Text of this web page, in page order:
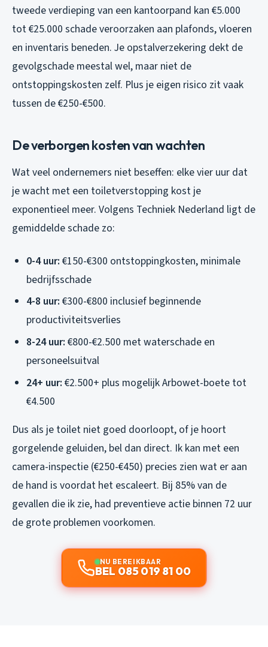
tweede verdieping van een kantoorpand kan €5.000
tot €25.000 schade veroorzaken aan plafonds, vloeren
en inventaris beneden. Je opstalverzekering dekt de
gevolgschade meestal wel, maar niet de
ontstoppingskosten zelf. Plus je eigen risico zit vaak
tussen de €250-€500.
De verborgen kosten van wachten
Wat veel ondernemers niet beseffen: elke vier uur dat
je wacht met een toiletverstopping kost je
exponentieel meer. Volgens Techniek Nederland ligt de
gemiddelde schade zo:
0-4 uur: €150-€300 ontstoppingkosten, minimale
bedrijfsschade
4-8 uur: €300-€800 inclusief beginnende
productiviteitsverlies
8-24 uur: €800-€2.500 met waterschade en
personeelsuitval
24+ uur: €2.500+ plus mogelijk Arbowet-boete tot
€4.500
Dus als je toilet niet goed doorloopt, of je hoort
gorgelende geluiden, bel dan direct. Ik kan met een
camera-inspectie (€250-€450) precies zien wat er aan
de hand is voordat het escaleert. Bij 85% van de
gevallen die ik zie, had preventieve actie binnen 72 uur
de grote problemen voorkomen.
NU BEREIKBAAR
BEL 085 019 81 00